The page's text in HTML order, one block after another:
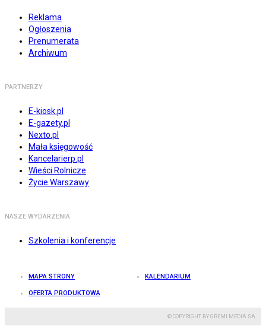
Reklama
Ogłoszenia
Prenumerata
Archiwum
PARTNERZY
E-kiosk.pl
E-gazety.pl
Nexto.pl
Mała księgowość
Kancelarierp.pl
Wieści Rolnicze
Życie Warszawy
NASZE WYDARZENIA
Szkolenia i konferencje
MAPA STRONY KALENDARIUM
OFERTA PRODUKTOWA
© COPYRIGHT BY GREMI MEDIA SA